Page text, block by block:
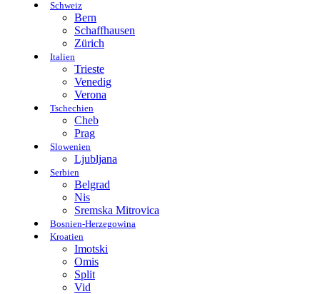
Schweiz
Bern
Schaffhausen
Zürich
Italien
Trieste
Venedig
Verona
Tschechien
Cheb
Prag
Slowenien
Ljubljana
Serbien
Belgrad
Nis
Sremska Mitrovica
Bosnien-Herzegowina
Kroatien
Imotski
Omis
Split
Vid